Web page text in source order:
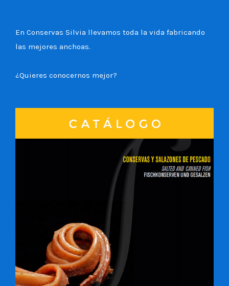
En Conservas Silvia llevamos toda la vida fabricando
las mejores anchoas.
¿Quieres conocernos mejor?